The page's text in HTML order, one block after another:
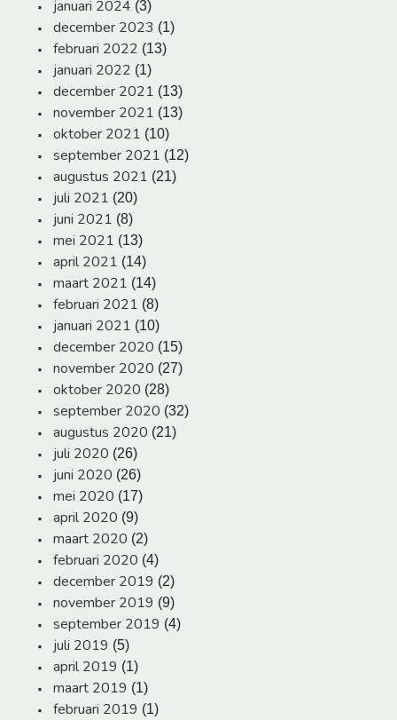
januari 2024 (3)
december 2023 (1)
februari 2022 (13)
januari 2022 (1)
december 2021 (13)
november 2021 (13)
oktober 2021 (10)
september 2021 (12)
augustus 2021 (21)
juli 2021 (20)
juni 2021 (8)
mei 2021 (13)
april 2021 (14)
maart 2021 (14)
februari 2021 (8)
januari 2021 (10)
december 2020 (15)
november 2020 (27)
oktober 2020 (28)
september 2020 (32)
augustus 2020 (21)
juli 2020 (26)
juni 2020 (26)
mei 2020 (17)
april 2020 (9)
maart 2020 (2)
februari 2020 (4)
december 2019 (2)
november 2019 (9)
september 2019 (4)
juli 2019 (5)
april 2019 (1)
maart 2019 (1)
februari 2019 (1)